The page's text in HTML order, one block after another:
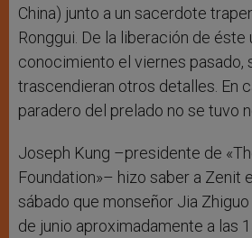
China) junto a un sacerdote
Ronggui. De la liberación de
conocimiento el viernes pasado,
trascendieran otros detalles. En
paradero del prelado no se tuvo
Joseph Kung –presidente de
Foundation»– hizo saber a Zenit
sábado que monseñor Jia
de junio aproximadamente a las